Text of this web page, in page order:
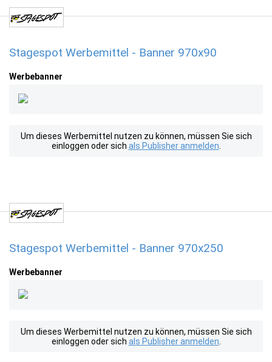
Stagespot Werbemittel - Banner 970x90
Werbebanner
Um dieses Werbemittel nutzen zu können, müssen Sie sich
einloggen oder sich als Publisher anmelden
Stagespot Werbemittel - Banner 970x250
Werbebanner
Um dieses Werbemittel nutzen zu können, müssen Sie sich
einloggen oder sich als Publisher anmelden